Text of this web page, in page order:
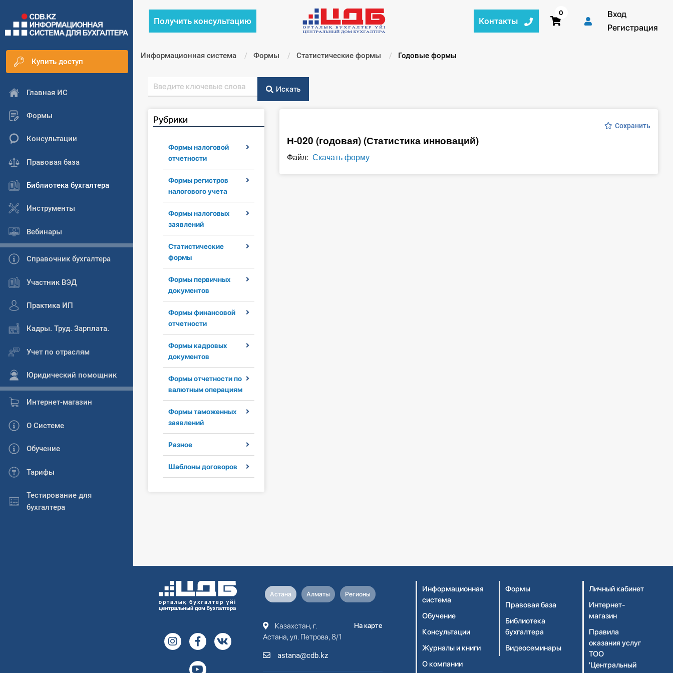
Купить доступ
Главная ИС
Формы
Консультации
Правовая база
Библиотека бухгалтера
Инструменты
Вебинары
Справочник бухгалтера
Участник ВЭД
Практика ИП
Кадры. Труд. Зарплата.
Учет по отраслям
Юридический помощник
Интернет-магазин
О Системе
Обучение
Тарифы
Тестирование для
бухгалтера
Получить консультацию Контакты
0
Вход
Регистрация
Информационная система Формы Статистические формы Текущий:
Годовые формы
Искать
Рубрики
Формы налоговой
отчетности
Формы регистров
налогового учета
Формы налоговых
заявлений
Статистические
формы
Формы первичных
документов
Формы финансовой
отчетности
Формы кадровых
документов
Формы отчетности по
валютным операциям
Формы таможенных
заявлений
Разное
Шаблоны договоров
Сохранить
Н-020 (годовая) (Статистика инноваций)
Файл: Скачать форму
Астана Алматы Регионы
Казахстан, г.
Астана, ул. Петрова, 8/1
astana@cdb.kz
На карте
Информационная
система
Обучение
Консультации
Журналы и книги
О компании
Формы
Правовая база
Библиотека
бухгалтера
Видеосеминары
Личный кабинет
Интернет-
магазин
Правила
оказания услуг
ТОО
'Центральный